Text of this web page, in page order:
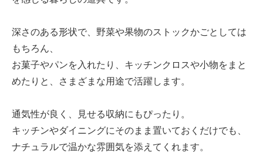
深さのある形状で、野菜や果物のストックかごとしては
もちろん、
お菓子やパンを入れたり、キッチンクロスや小物をまと
めたりと、さまざまな用途で活躍します。
通気性が良く、見せる収納にもぴったり。
キッチンやダイニングにそのまま置いておくだけでも、
ナチュラルで温かな雰囲気を添えてくれます。